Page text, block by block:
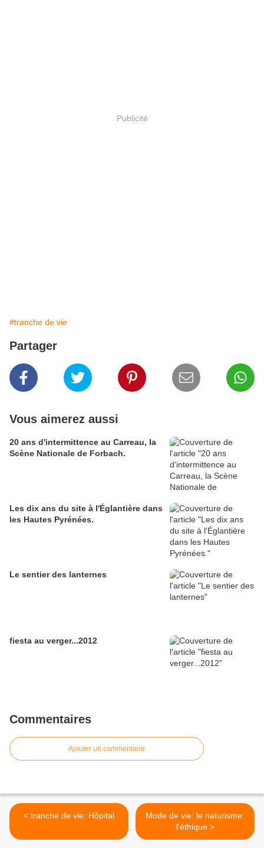
Publicité
#tranche de vie
Partager
Vous aimerez aussi
20 ans d'intermittence au Carreau, la
Scène Nationale de Forbach.
Les dix ans du site à l'Églantière dans
les Hautes Pyrénées.
Le sentier des lanternes
fiesta au verger...2012
Commentaires
Ajouter un commentaire
< tranche de vie: Hôpital
Mode de vie: le naturisme:
l'éthique >